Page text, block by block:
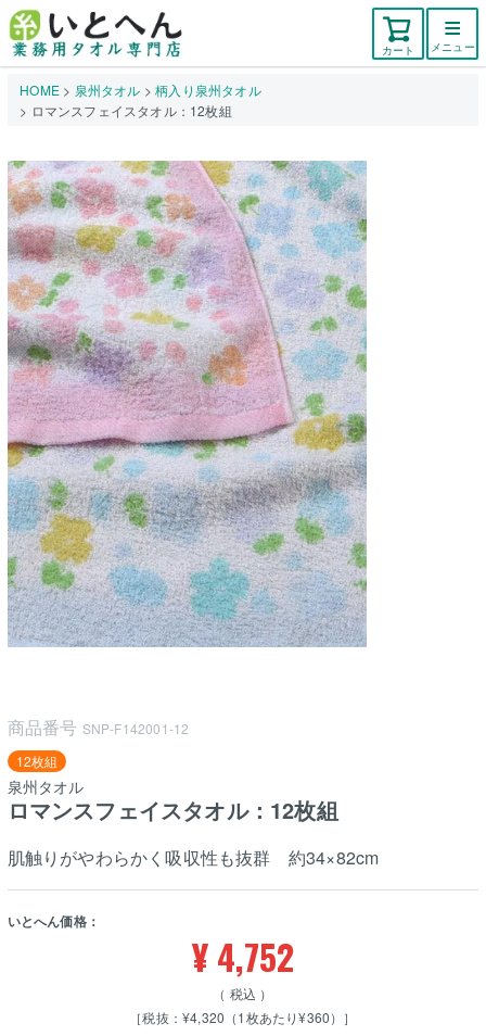
カート メニュー
HOME 泉州タオル
柄入り泉州タオル
ロマンスフェイスタオル：12枚組
商品番号 SNP-F142001-12
12枚組
泉州タオル
ロマンスフェイスタオル：12枚組
肌触りがやわらかく吸収性も抜群 約34×82cm
いとへん価格：
¥4,752
税込
［税抜：¥4,320（1枚あたり¥360）］